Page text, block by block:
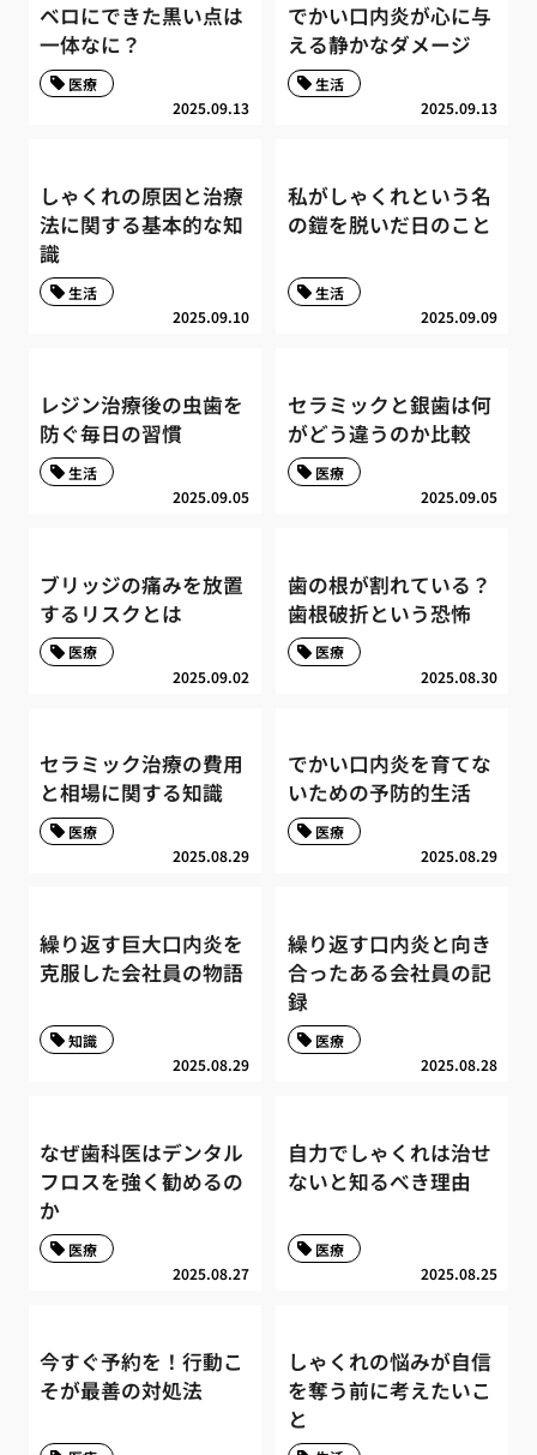
ベロにできた黒い点は
一体なに？
2025.09.13
医療
でかい口内炎が心に与
える静かなダメージ
2025.09.13
生活
しゃくれの原因と治療
法に関する基本的な知
識
2025.09.10
生活
私がしゃくれという名
の鎧を脱いだ日のこと
2025.09.09
生活
レジン治療後の虫歯を
防ぐ毎日の習慣
2025.09.05
生活
セラミックと銀歯は何
がどう違うのか比較
2025.09.05
医療
ブリッジの痛みを放置
するリスクとは
2025.09.02
医療
歯の根が割れている？
歯根破折という恐怖
2025.08.30
医療
セラミック治療の費用
と相場に関する知識
2025.08.29
医療
でかい口内炎を育てな
いための予防的生活
2025.08.29
医療
繰り返す巨大口内炎を
克服した会社員の物語
2025.08.29
知識
繰り返す口内炎と向き
合ったある会社員の記
録
2025.08.28
医療
なぜ歯科医はデンタル
フロスを強く勧めるの
か
2025.08.27
医療
自力でしゃくれは治せ
ないと知るべき理由
2025.08.25
医療
今すぐ予約を！行動こ
そが最善の対処法
しゃくれの悩みが自信
を奪う前に考えたいこ
と